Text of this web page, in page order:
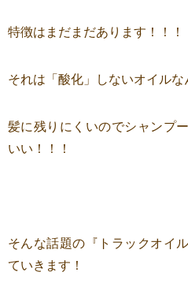
特徴はまだまだあります！！！
それは「酸化」しないオイルな
髪に残りにくいのでシャンプ
いい！！！
そんな話題の『トラックオイ
ていきます！